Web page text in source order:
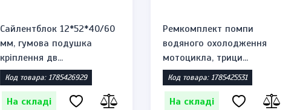
Сайлентблок 12*52*40/60
мм, гумова подушка
кріплення дв...
Код товара: 1785426929
На складі
Ремкомплект помпи
водяного охолодження
мотоцикла, трици...
Код товара: 1785425531
На складі